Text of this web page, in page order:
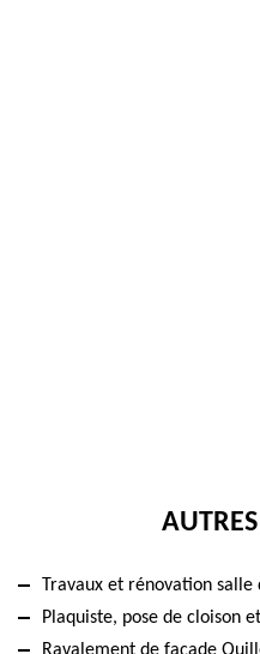
Travaux et rénovation salle
Plaquiste, pose de cloison